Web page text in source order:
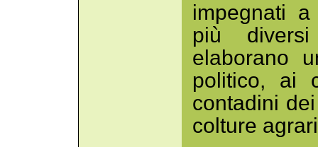
impegnati
più
elaborano
politico, ai
contadini
colture